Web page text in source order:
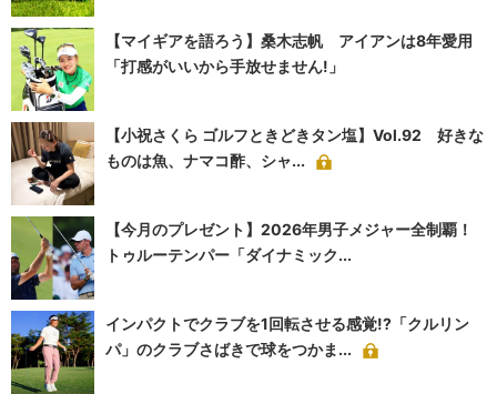
【マイギアを語ろう】桑木志帆 アイアンは8年愛用
「打感がいいから手放せません!」
【小祝さくら ゴルフときどきタン塩】Vol.92 好きな
ものは魚、ナマコ酢、シャ...
【今月のプレゼント】2026年男子メジャー全制覇！
トゥルーテンパー「ダイナミック...
インパクトでクラブを1回転させる感覚!?「クルリン
パ」のクラブさばきで球をつかま...